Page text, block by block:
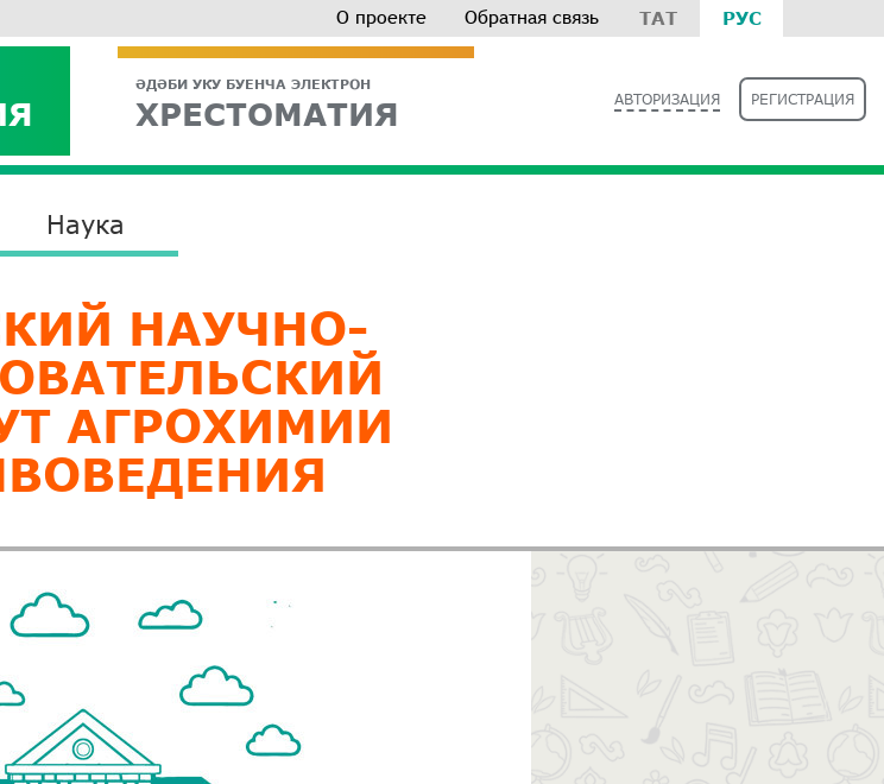
ТАТ РУС
О проекте Обратная связь
ӘДӘБИ УКУ БУЕНЧА ЭЛЕКТРОН
ХРЕСТОМАТИЯ АВТОРИЗАЦИЯ РЕГИСТРАЦИЯ
Наука
НАУЧНО-
АГРОХИМИИ